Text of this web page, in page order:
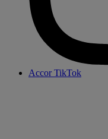
Accor TikTok